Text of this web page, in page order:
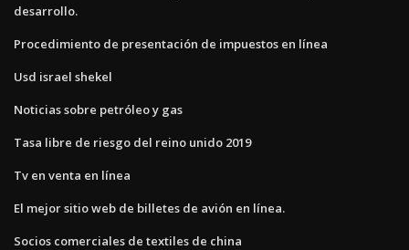
desarrollo.
Procedimiento de presentación de impuestos en línea
Usd israel shekel
Noticias sobre petróleo y gas
Tasa libre de riesgo del reino unido 2019
Tv en venta en línea
El mejor sitio web de billetes de avión en línea.
Socios comerciales de textiles de china